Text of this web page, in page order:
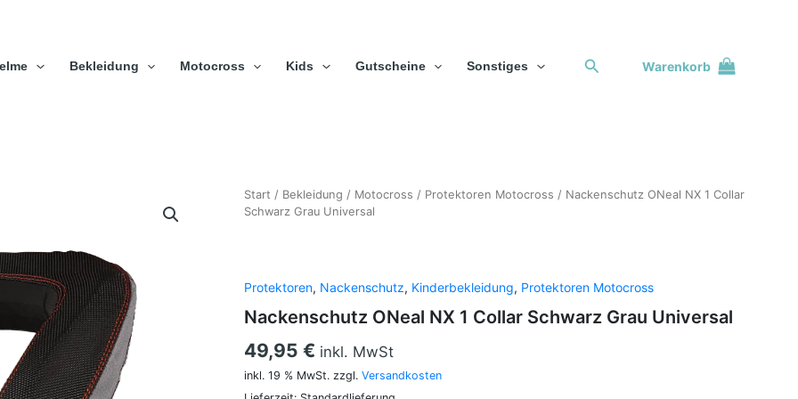
Bekleidung Motocross Kids Gutscheine Sonstiges SuchenWarenkorb
Start / Bekleidung / Motocross / Protektoren Motocross / Nackenschutz ONeal NX 1 Collar
Schwarz Grau Universal
Protektoren, Nackenschutz, Kinderbekleidung, Protektoren Motocross
Nackenschutz ONeal NX 1 Collar Schwarz Grau Universal
49,95 € inkl. MwSt
inkl. 19 % MwSt. zzgl. Versandkosten
Nackenschutz
ONeal
Schwarz
Universal